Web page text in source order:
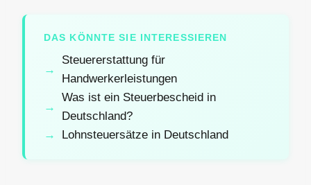
DAS KÖNNTE SIE INTERESSIEREN
Steuererstattung für
Handwerkerleistungen
Was ist ein Steuerbescheid in
Deutschland?
Lohnsteuersätze in Deutschland